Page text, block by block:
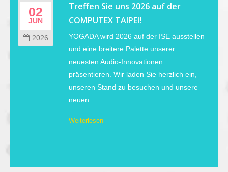
02
JUN
2026
Treffen Sie uns 2026 auf der
COMPUTEX TAIPEI!
YOGADA wird 2026 auf der ISE ausstellen
und eine breitere Palette unserer
neuesten Audio-Innovationen
präsentieren. Wir laden Sie herzlich ein,
unseren Stand zu besuchen und unsere
neuen...
Weiterlesen